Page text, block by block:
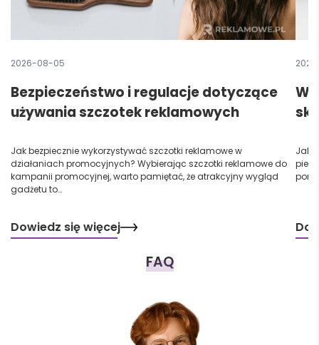
2026-08-05
Bezpieczeństwo i regulacje dotyczące
używania szczotek reklamowych
Jak bezpiecznie wykorzystywać szczotki reklamowe w
działaniach promocyjnych? Wybierając szczotki reklamowe do
kampanii promocyjnej, warto pamiętać, że atrakcyjny wygląd
gadżetu to…
Dowiedz się więcej
Jak
FAQ